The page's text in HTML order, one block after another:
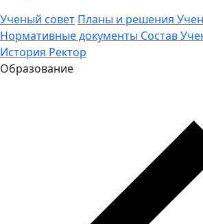
Ученый совет Планы и решения
Нормативные документы Состав
История Ректор
Образование